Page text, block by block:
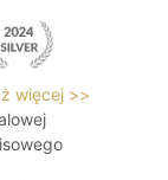
więcej >>